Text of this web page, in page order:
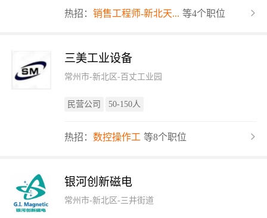
热招： 销售工程师-新北天... 等4个职位
三美工业设备
常州市-新北区-百丈工业园
民营公司 50-150人
热招： 数控操作工 等8个职位
银河创新磁电
常州市-新北区-三井街道